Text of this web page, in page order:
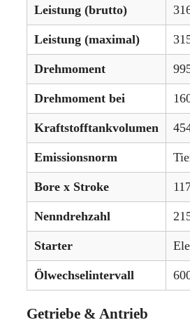
Leistung (brutto)
Leistung (maximal)
Drehmoment
Drehmoment bei
Kraftstofftankvolumen
Emissionsnorm
Bore x Stroke
Nenndrehzahl
Starter
Ölwechselintervall
Getriebe & Antrieb